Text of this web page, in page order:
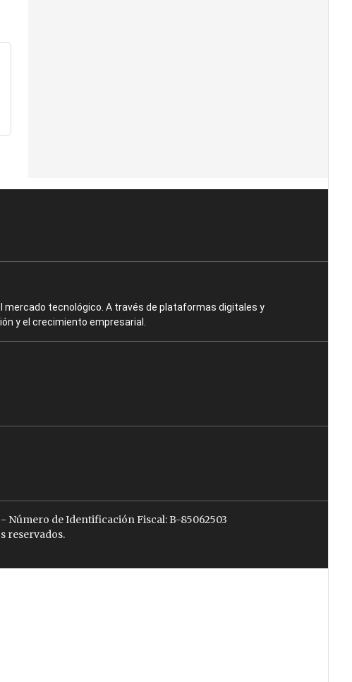
mercado tecnológico. A través de plataformas digitales y
y el crecimiento empresarial.
Número de Identificación Fiscal: B-85062503
reservados.